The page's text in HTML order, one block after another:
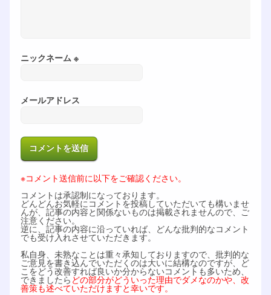
ニックネーム ※
メールアドレス
※コメント送信前に以下をご確認ください。
コメントは承認制になっております。
どんどんお気軽にコメントを投稿していただいても構いませ
んが、記事の内容と関係ないものは掲載されませんので、ご
注意ください。
逆に、記事の内容に沿っていれば、どんな批判的なコメント
でも受け入れさせていただきます。
私自身、未熟なことは重々承知しておりますので、批判的な
ご意見を書き込んでいただくのは大いに結構なのですが、ど
こをどう改善すれば良いか分からないコメントも多いため、
できましたら どの部分がどういった理由でダメなのかや、改
善策も述べていただけますと幸いです。